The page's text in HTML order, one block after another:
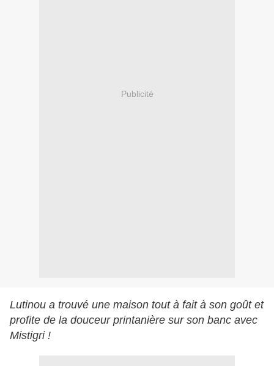
Publicité
Lutinou a trouvé une maison tout à fait à son goût et
profite de la douceur printanière sur son banc avec
Mistigri !